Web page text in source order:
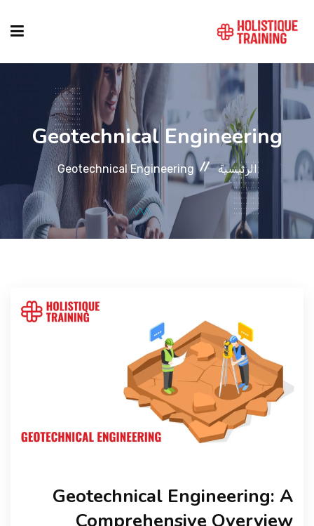
دليل الدورات
المواقع
التصنيفات
Geotechnical Engineering
الرئيسية Geotechnical Engineering
Geotechnical Engineering: A
Comprehensive Overview